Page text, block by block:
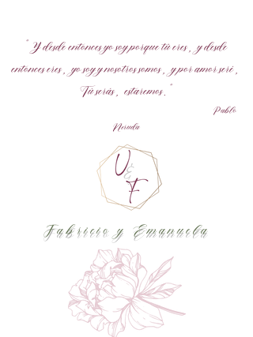
"Y desde entonces yo soy porque tú eres, y desde
entonces eres, yo soy y nosotros somos, y por amor seré,
Tú serás, estaremos. "
Pablo
Neruda
Fabricio y Emanuela